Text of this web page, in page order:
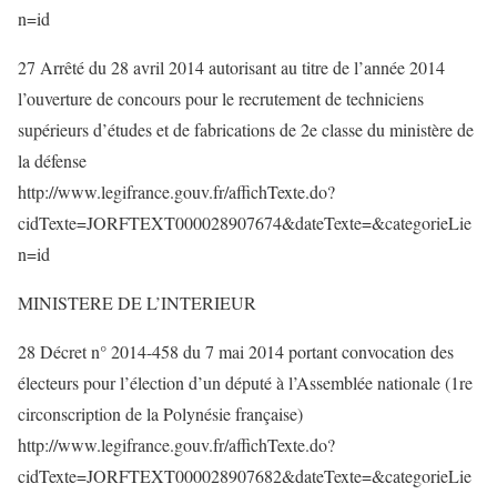
n=id
27 Arrêté du 28 avril 2014 autorisant au titre de l’année 2014
l’ouverture de concours pour le recrutement de techniciens
supérieurs d’études et de fabrications de 2e classe du ministère de
la défense
http://www.legifrance.gouv.fr/affichTexte.do?
cidTexte=JORFTEXT000028907674&dateTexte=&categorieLie
n=id
MINISTERE DE L’INTERIEUR
28 Décret n° 2014-458 du 7 mai 2014 portant convocation des
électeurs pour l’élection d’un député à l’Assemblée nationale (1re
circonscription de la Polynésie française)
http://www.legifrance.gouv.fr/affichTexte.do?
cidTexte=JORFTEXT000028907682&dateTexte=&categorieLie